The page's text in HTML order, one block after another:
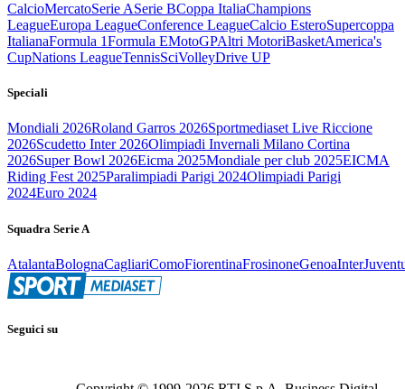
CalcioMercatoSerie ASerie BCoppa ItaliaChampions
LeagueEuropa LeagueConference LeagueCalcio EsteroSupercoppa
ItalianaFormula 1Formula EMotoGPAltri MotoriBasketAmerica's
CupNations LeagueTennisSciVolleyDrive UP
Speciali
Mondiali 2026Roland Garros 2026Sportmediaset Live Riccione
2026Scudetto Inter 2026Olimpiadi Invernali Milano Cortina
2026Super Bowl 2026Eicma 2025Mondiale per club 2025EICMA
Riding Fest 2025Paralimpiadi Parigi 2024Olimpiadi Parigi
2024Euro 2024
Squadra Serie A
AtalantaBolognaCagliariComoFiorentinaFrosinoneGenoaInter
Seguici su